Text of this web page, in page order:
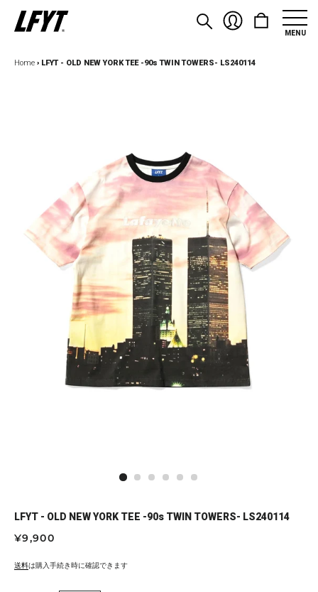
MENU
Home › LFYT - OLD NEW YORK TEE -90s TWIN TOWERS- LS240114
LFYT - OLD NEW YORK TEE -90s TWIN TOWERS- LS240114
通
価
セ
ル
¥9,900
送料は購入手続き時に確認できます